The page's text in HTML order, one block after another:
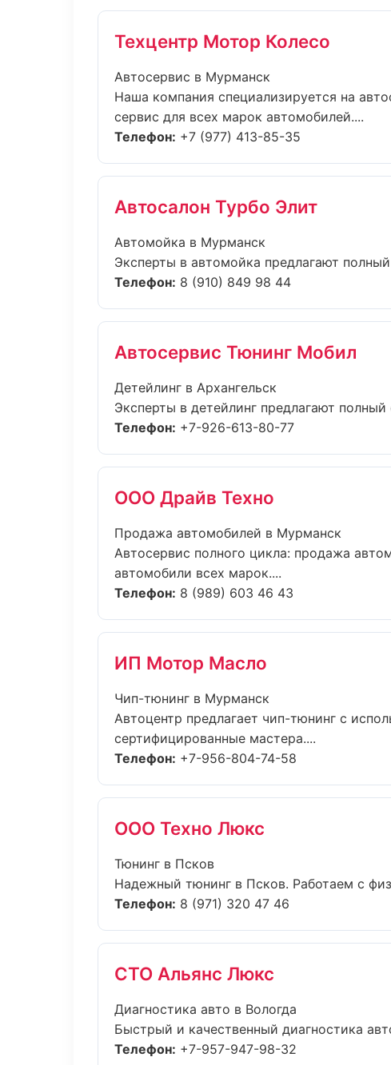
Техцентр Мотор Колесо
Автосервис в Мурманск
Наша компания специализируется на
сервис для всех марок автомобилей....
Телефон: +7 (977) 413-85-35
Автосалон Турбо Элит
Автомойка в Мурманск
Эксперты в автомойка предлагают
Телефон: 8 (910) 849 98 44
Автосервис Тюнинг Мобил
Детейлинг в Архангельск
Эксперты в детейлинг предлагают
Телефон: +7-926-613-80-77
ООО Драйв Техно
Продажа автомобилей в Мурманск
Автосервис полного цикла: продажа
автомобили всех марок....
Телефон: 8 (989) 603 46 43
ИП Мотор Масло
Чип-тюнинг в Мурманск
Автоцентр предлагает чип-тюнинг с
сертифицированные мастера....
Телефон: +7-956-804-74-58
ООО Техно Люкс
Тюнинг в Псков
Надежный тюнинг в Псков. Работаем с
Телефон: 8 (971) 320 47 46
СТО Альянс Люкс
Диагностика авто в Вологда
Быстрый и качественный диагностика
Телефон: +7-957-947-98-32